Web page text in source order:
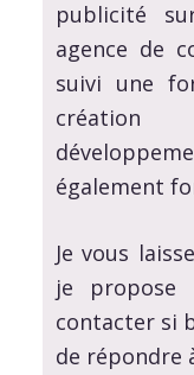
publicité
agence de
suivi une
également
Je vous
je
contacter si
de répondre